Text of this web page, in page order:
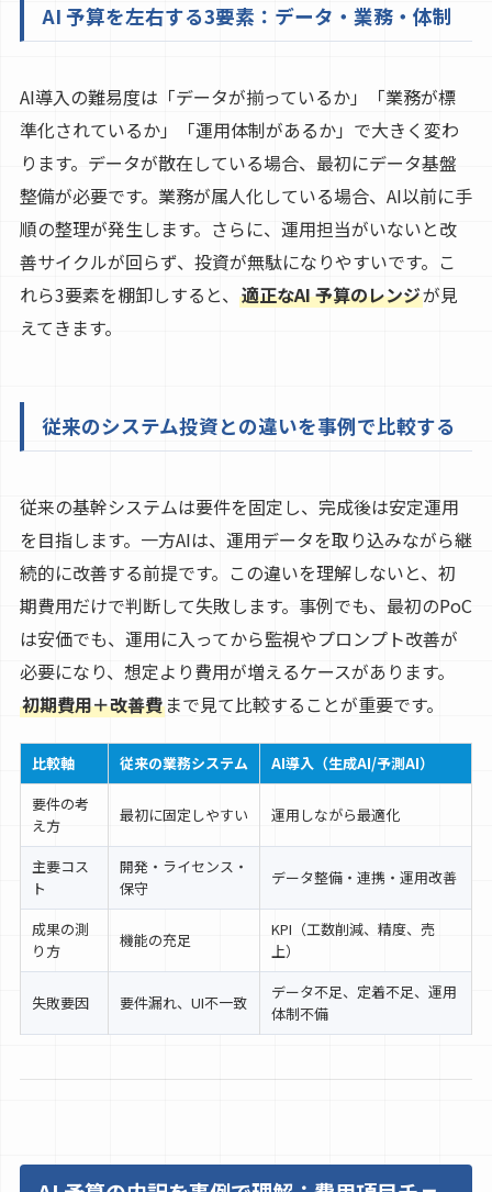
AI 予算を左右する3要素：データ・業務・体制
AI導入の難易度は「データが揃っているか」「業務が標
準化されているか」「運用体制があるか」で大きく変わ
ります。データが散在している場合、最初にデータ基盤
整備が必要です。業務が属人化している場合、AI以前に手
順の整理が発生します。さらに、運用担当がいないと改
善サイクルが回らず、投資が無駄になりやすいです。こ
れら3要素を棚卸しすると、 適正なAI 予算のレンジが見
えてきます。
従来のシステム投資との違いを事例で比較する
従来の基幹システムは要件を固定し、完成後は安定運用
を目指します。一方AIは、運用データを取り込みながら継
続的に改善する前提です。この違いを理解しないと、初
期費用だけで判断して失敗します。事例でも、最初のPoC
は安価でも、運用に入ってから監視やプロンプト改善が
必要になり、想定より費用が増えるケースがあります。
初期費用＋改善費まで見て比較することが重要です。
比較軸 従来の業務システム
AI導入（生成AI/予測AI）
要件の考
え方
最初に固定しやすい 運用しながら最適化
主要コス
ト
開発・ライセンス・
保守
データ整備・連携・運用改善
成果の測
り方
機能の充足
KPI（工数削減、精度、売
上）
失敗要因 要件漏れ、UI不一致
データ不足、定着不足、運用
体制不備